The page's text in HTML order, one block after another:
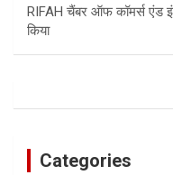
RIFAH चैंबर ऑफ कॉमर्स एंड
किया
Categories